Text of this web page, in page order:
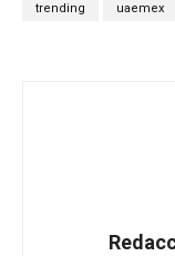
trending uaemex